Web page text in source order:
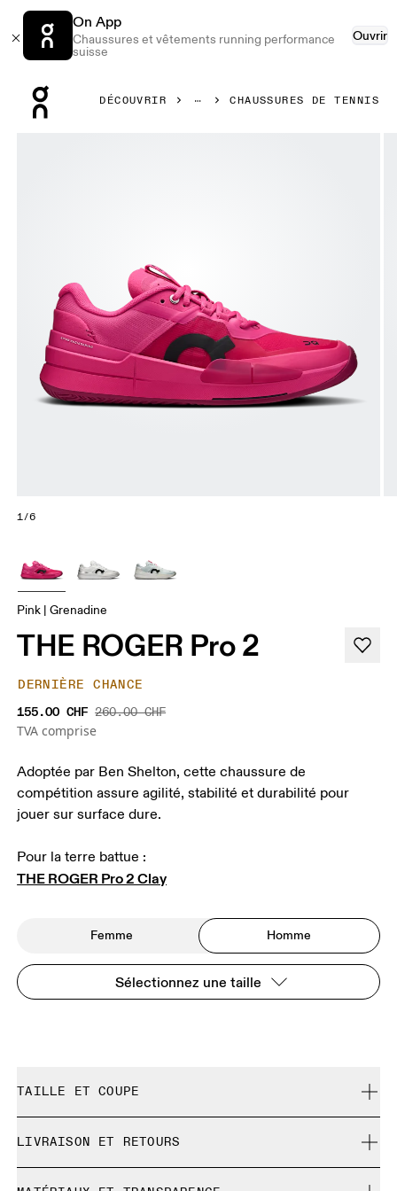
On App
Chaussures et vêtements running performance
suisse
Ouvrir
DÉCOUVRIR CHAUSSURES DE TENNIS
1/6
Pink | Grenadine
THE ROGER Pro 2
DERNIÈRE CHANCE
155.00 CHF 260.00 CHF
TVA comprise
Adoptée par Ben Shelton, cette chaussure de
compétition assure agilité, stabilité et durabilité pour
jouer sur surface dure.
THE ROGER Pro 2 Clay
Femme Homme
Sélectionnez une taille
TAILLE ET COUPE
Guide des tailles - Chaussures homme
LIVRAISON ET RETOURS